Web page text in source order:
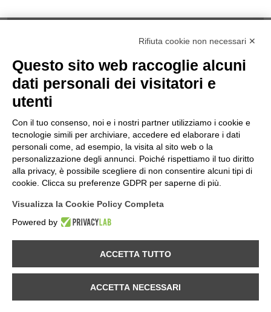
NOTE
Informativa Privacy
Politica della Qualità
INFORMAZIONI
Contatti
Dove Siamo
Mappa del Sito
Panozzo srl©2026 | Tutti i diritti riservati | P.IVA 02515260137 | REA
nr.290815. | Rev.02 Genn. 2026
Rifiuta cookie non necessari ✕
Questo sito web raccoglie alcuni
dati personali dei visitatori e
utenti
Con il tuo consenso, noi e i nostri partner utilizziamo i cookie e
tecnologie simili per archiviare, accedere ed elaborare i dati
personali come, ad esempio, la visita al sito web o la
personalizzazione degli annunci. Poiché rispettiamo il tuo diritto
alla privacy, è possibile scegliere di non consentire alcuni tipi di
cookie. Clicca su preferenze GDPR per saperne di più.
Visualizza la Cookie Policy Completa
Powered by
ACCETTA TUTTO
ACCETTA NECESSARI